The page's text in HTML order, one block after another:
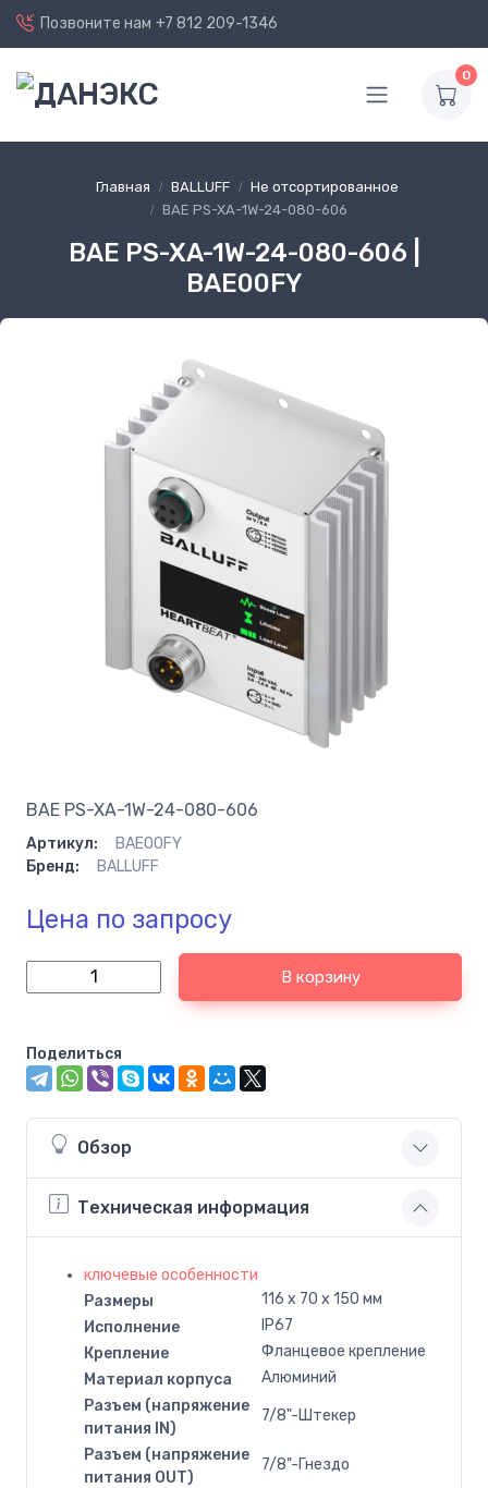
Позвоните нам +7 812 209-1346
0
Главная BALLUFF
Не отсортированное
BAE PS-XA-1W-24-080-606
BAE PS-XA-1W-24-080-606 |
BAE00FY
BAE PS-XA-1W-24-080-606
Артикул:
BAE00FY
Бренд:
BALLUFF
Цена по запросу
В корзину
Поделиться
Обзор
Техническая информация
ключевые особенности
Размеры
116 x 70 x 150 мм
Исполнение
IP67
Крепление
Фланцевое крепление
Материал корпуса
Алюминий
Разъем (напряжение
питания IN)
7/8"-Штекер
Разъем (напряжение
питания OUT)
7/8"-Гнездо